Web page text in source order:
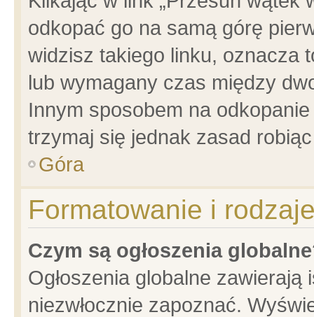
odkopać go na samą górę
widzisz takiego linku, oznacza
lub wymagany czas między
Innym sposobem na
trzymaj się jednak zasad
Góra
Formatowanie i
Czym są ogłoszenia
Ogłoszenia globalne
niezwłocznie zapoznać.